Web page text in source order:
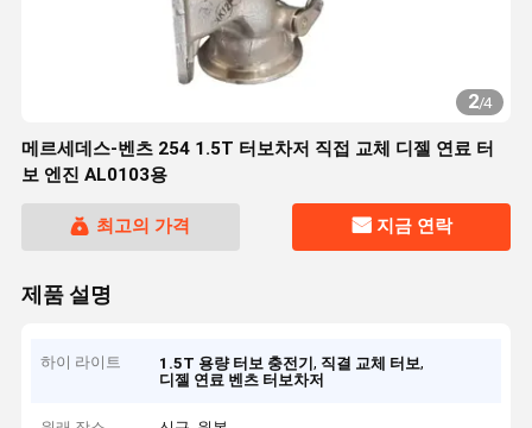
2/4
메르세데스-벤츠 254 1.5T 터보차저 직접 교체 디젤 연료 터
보 엔진 AL0103용
최고의 가격 지금 연락
제품 설명
하이 라이트 1.5T 용량 터보 충전기, 직결 교체 터보,
디젤 연료 벤츠 터보차저